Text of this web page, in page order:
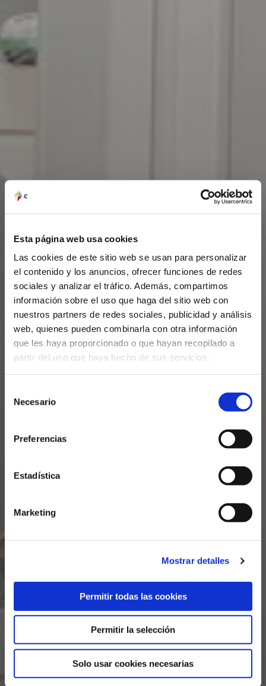
Esta página web usa cookies
Las cookies de este sitio web se usan para personalizar
el contenido y los anuncios, ofrecer funciones de redes
sociales y analizar el tráfico. Además, compartimos
información sobre el uso que haga del sitio web con
nuestros partners de redes sociales, publicidad y análisis
web, quienes pueden combinarla con otra información
que les haya proporcionado o que hayan recopilado a
partir del uso que haya hecho de sus servicios.
Necesario
Preferencias
Estadística
Marketing
Mostrar detalles
Permitir todas las cookies
Permitir la selección
Solo usar cookies necesarias
Colortec